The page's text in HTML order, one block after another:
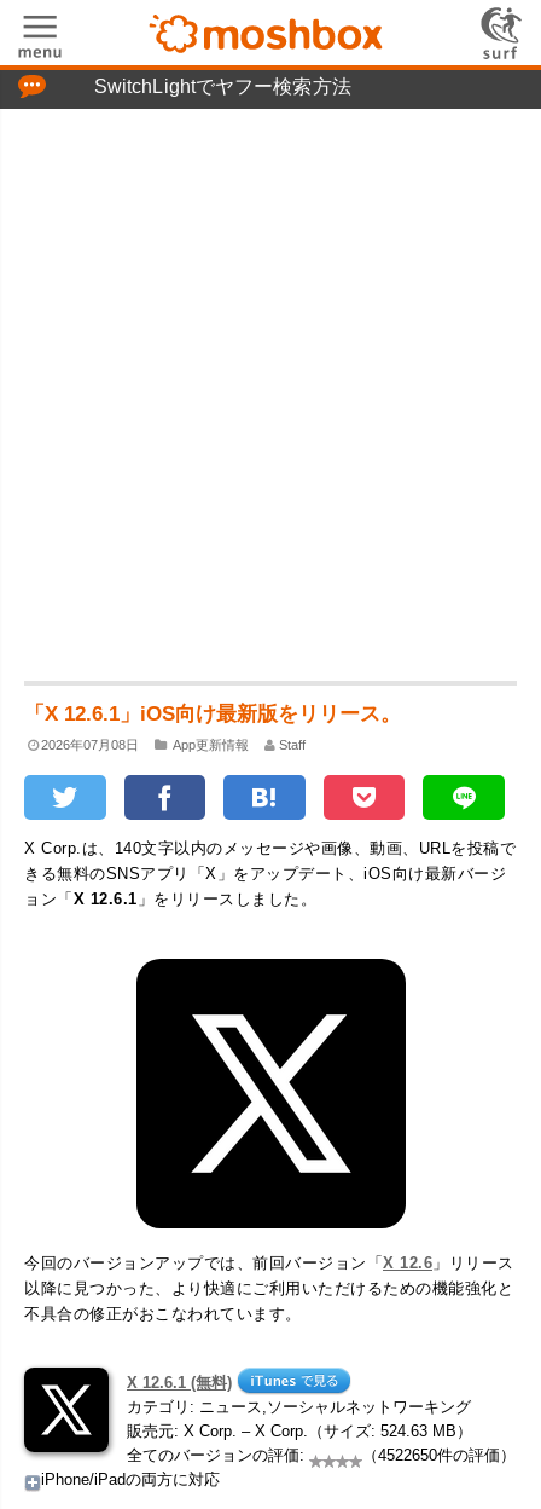
SwitchLightでヤフー検索方法
「X 12.6.1」iOS向け最新版をリリース。
2026年07月08日 App更新情報 Staff
X Corp.は、140文字以内のメッセージや画像、動画、URLを投稿で
きる無料のSNSアプリ「X」をアップデート、iOS向け最新バージ
ョン「X 12.6.1 」をリリースしました。
今回のバージョンアップでは、前回バージョン「X 12.6 」リリース
以降に見つかった、より快適にご利用いただけるための機能強化と
不具合の修正がおこなわれています。
X 12.6.1 (無料)
カテゴリ: ニュース,ソーシャルネットワーキング
販売元: X Corp. – X Corp.（サイズ: 524.63 MB）
全てのバージョンの評価:
（4522650件の評価）
iPhone/iPadの両方に対応
「つぶやき」の使い方